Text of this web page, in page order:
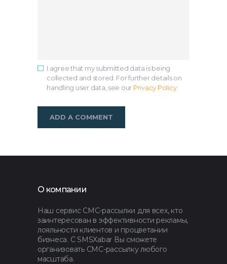
I agree that my submitted data is being
collected and stored. For further details on
handling user data, see our Privacy Policy
О компании
Наш сервис СМС-рассылки для всех, кто
заинтересован в эффективности рекламы,
лояльности клиентов и процветании
бизнеса. С SMSXabar Вы сможете
организовать СМС-рассылку любого
масштаба.